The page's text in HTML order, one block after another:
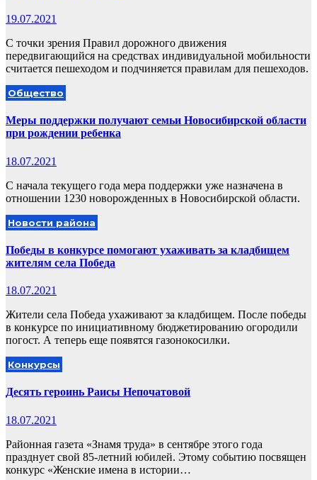
19.07.2021
С точки зрения Правил дорожного движения
передвигающийся на средствах индивидуальной мобильности
считается пешеходом и подчиняется правилам для пешеходов.
Общество
Меры поддержки получают семьи Новосибирской области
при рождении ребенка
18.07.2021
С начала текущего года мера поддержки уже назначена в
отношении 1230 новорожденных в Новосибирской области.
Новости района
Победы в конкурсе помогают ухаживать за кладбищем
жителям села Победа
18.07.2021
Жители села Победа ухаживают за кладбищем. После победы
в конкурсе по инициативному бюджетированию огородили
погост. А теперь еще появятся газонокосилки.
Конкурсы
Десять героинь Раисы Непочатовой
18.07.2021
Районная газета «Знамя труда» в сентябре этого года
празднует свой 85-летний юбилей. Этому событию посвящен
конкурс «Женские имена в истории…